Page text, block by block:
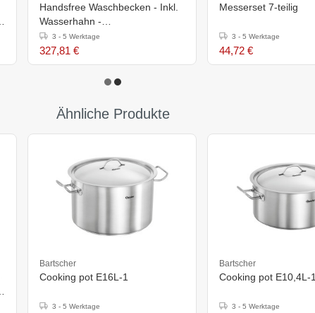
Handsfree Waschbecken - Inkl.
Wasserhahn -
300x320x195(h)mm
3 - 5 Werktage
327,81 €
Messerset 7-teilig
3 - 5 Werktage
44,72 €
Ähnliche Produkte
Bartscher
Cooking pot E16L-1
3 - 5 Werktage
Bartscher
Cooking pot E10,4L-1
3 - 5 Werktage